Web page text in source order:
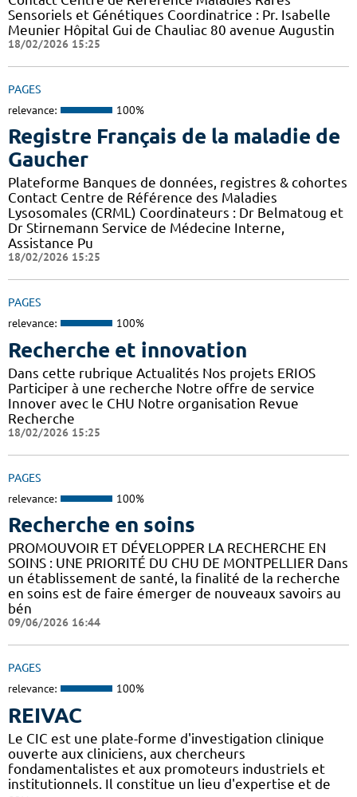
Sensoriels et Génétiques Coordinatrice : Pr. Isabelle
Meunier Hôpital Gui de Chauliac 80 avenue Augustin
18/02/2026 15:25
PAGES
relevance: 100%
Registre Français de la maladie de
Gaucher
Plateforme Banques de données, registres & cohortes
Contact Centre de Référence des Maladies
Lysosomales (CRML) Coordinateurs : Dr Belmatoug et
Dr Stirnemann Service de Médecine Interne,
Assistance Pu
18/02/2026 15:25
PAGES
relevance: 100%
Recherche et innovation
Dans cette rubrique Actualités Nos projets ERIOS
Participer à une recherche Notre offre de service
Innover avec le CHU Notre organisation Revue
Recherche
18/02/2026 15:25
PAGES
relevance: 100%
Recherche en soins
PROMOUVOIR ET DÉVELOPPER LA RECHERCHE EN
SOINS : UNE PRIORITÉ DU CHU DE MONTPELLIER Dans
un établissement de santé, la finalité de la recherche
en soins est de faire émerger de nouveaux savoirs au
bén
09/06/2026 16:44
PAGES
relevance: 100%
REIVAC
Le CIC est une plate-forme d'investigation clinique
ouverte aux cliniciens, aux chercheurs
fondamentalistes et aux promoteurs industriels et
institutionnels. Il constitue un lieu d'expertise et de